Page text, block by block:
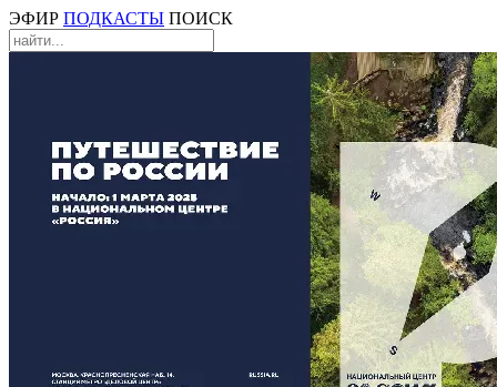
ЭФИР ПОДКАСТЫ ПОИСК